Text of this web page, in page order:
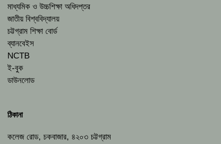
মাধ্যমিক ও উচ্চশিক্ষা অধিদপ্তর
জাতীয় বিশ্ববিদ্যালয়
চট্টগ্রাম শিক্ষা বোর্ড
ব্যানবেইস
NCTB
ই-বুক
ডাউনলোড
ঠিকানা
কলেজ রোড, চকবাজার, ৪২০৩ চট্টগ্রাম